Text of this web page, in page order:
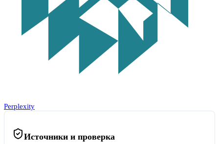
Perplexity
Источники и проверка